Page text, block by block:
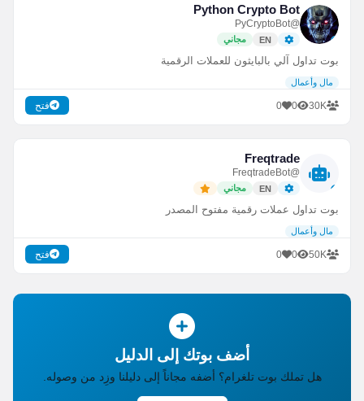
Python Crypto Bot
@PyCryptoBot
EN مجاني
بوت تداول آلي بالبايثون للعملات الرقمية
مال وأعمال
30K
0
0 فتح
Freqtrade
@FreqtradeBot
EN مجاني
بوت تداول عملات رقمية مفتوح المصدر
مال وأعمال
50K
0
0 فتح
أضف بوتك إلى الدليل
هل تملك بوت تلغرام؟ أضفه مجاناً إلى دليلنا وزِد من وصوله.